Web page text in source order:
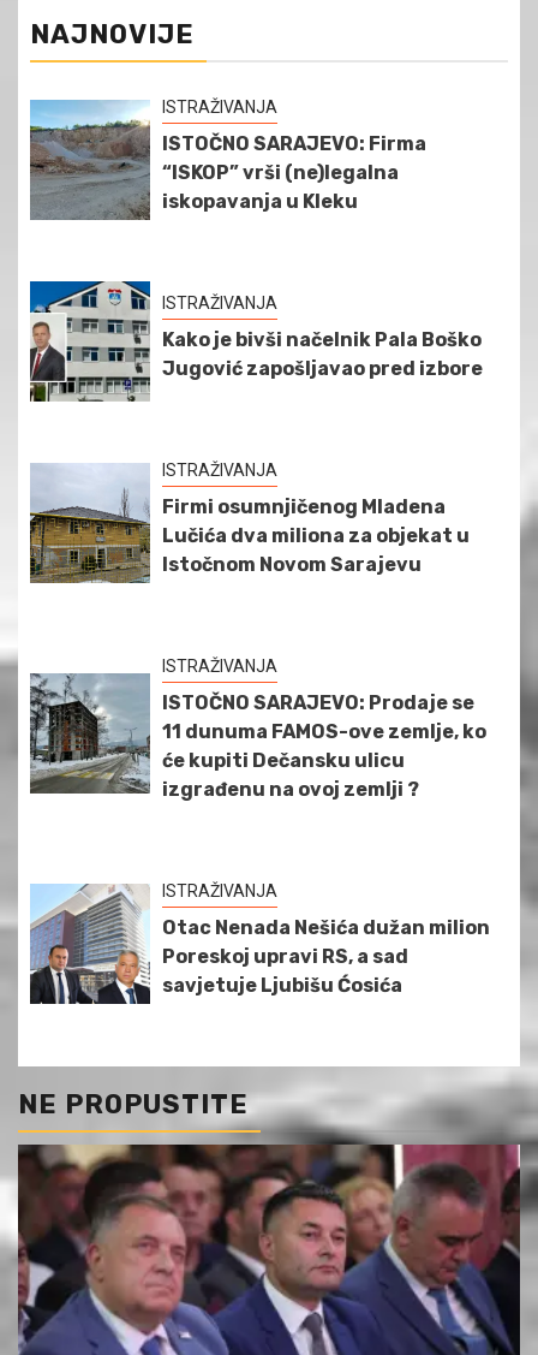
NAJNOVIJE
ISTRAŽIVANJA
ISTOČNO SARAJEVO: Firma
“ISKOP” vrši (ne)legalna
iskopavanja u Kleku
ISTRAŽIVANJA
Kako je bivši načelnik Pala Boško
Jugović zapošljavao pred izbore
ISTRAŽIVANJA
Firmi osumnjičenog Mladena
Lučića dva miliona za objekat u
Istočnom Novom Sarajevu
ISTRAŽIVANJA
ISTOČNO SARAJEVO: Prodaje se
11 dunuma FAMOS-ove zemlje, ko
će kupiti Dečansku ulicu
izgrađenu na ovoj zemlji ?
ISTRAŽIVANJA
Otac Nenada Nešića dužan milion
Poreskoj upravi RS, a sad
savjetuje Ljubišu Ćosića
NE PROPUSTITE